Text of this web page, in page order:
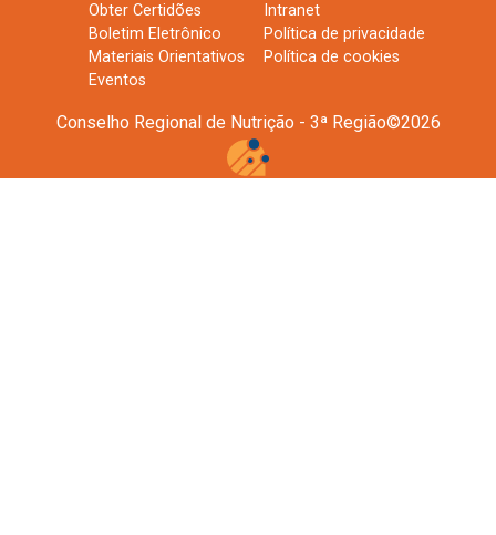
Obter Certidões
Boletim Eletrônico
Materiais Orientativos
Eventos
Intranet
Política de privacidade
Política de cookies
Conselho Regional de Nutrição - 3ª Região©2026